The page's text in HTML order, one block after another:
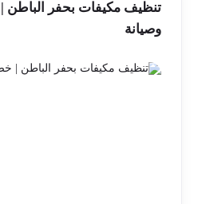
وصيانة